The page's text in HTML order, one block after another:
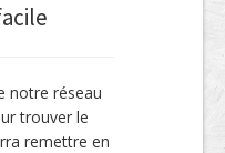
notre réseau
trouver le
remettre en